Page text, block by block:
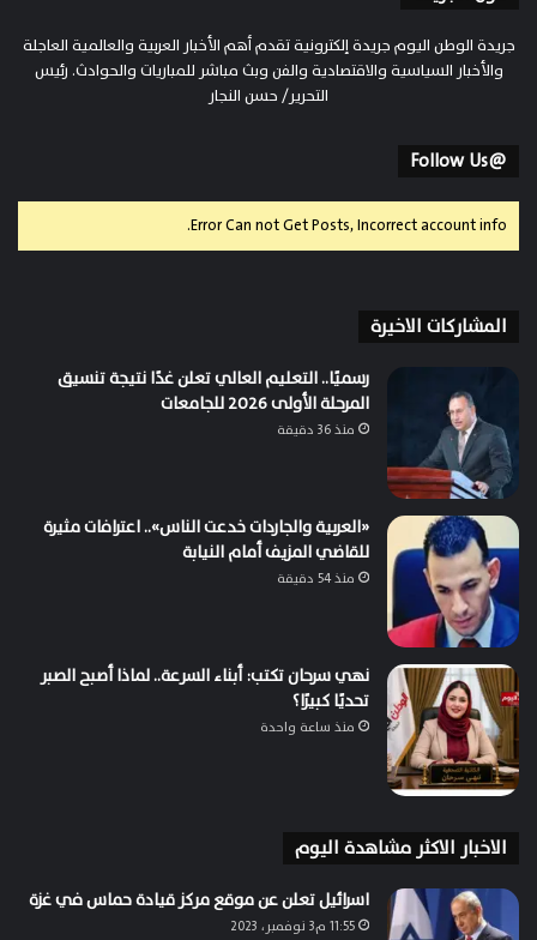
جريدة الوطن اليوم جريدة إلكترونية تقدم أهم الأخبار العربية والعالمية العاجلة
والأخبار السياسية والاقتصادية والفن وبث مباشر للمباريات والحوادث. رئيس
التحرير/ حسن النجار
@Follow Us
Error Can not Get Posts, Incorrect account info.
المشاركات الاخيرة
رسميًا.. التعليم العالي تعلن غدًا نتيجة تنسيق
المرحلة الأولى 2026 للجامعات
منذ 36 دقيقة
«العربية والجاردات خدعت الناس».. اعترافات مثيرة
للقاضي المزيف أمام النيابة
منذ 54 دقيقة
نهي سرحان تكتب: أبناء السرعة.. لماذا أصبح الصبر
تحديًا كبيرًا؟
منذ ساعة واحدة
الاخبار الاكثر مشاهدة اليوم
اسرائيل تعلن عن موقع مركز قيادة حماس في غزة
11:55 م3 نوفمبر، 2023